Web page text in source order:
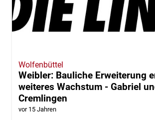
Wolfenbüttel
Weibler: Bauliche Erweiterung
weiteres Wachstum - Gabriel
Cremlingen
vor 15 Jahren